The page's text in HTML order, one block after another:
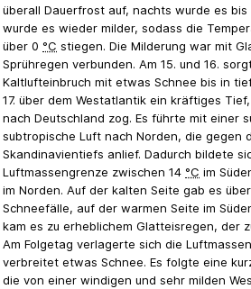
überall Dauerfrost auf, nachts wurde es bis
wurde es wieder milder, sodass die
über 0 °C stiegen. Die Milderung war mit
Sprühregen verbunden. Am 15. und 16.
Kaltlufteinbruch mit etwas Schnee bis in
17. über dem Westatlantik ein kräftiges
nach Deutschland zog. Es führte mit einer
subtropische Luft nach Norden, die gegen
Skandinavientiefs anlief. Dadurch bildete
Luftmassengrenze zwischen 14 °C im
im Norden. Auf der kalten Seite gab es
Schneefälle, auf der warmen Seite im
kam es zu erheblichem Glatteisregen, der
Am Folgetag verlagerte sich die
verbreitet etwas Schnee. Es folgte eine
die von einer windigen und sehr milden